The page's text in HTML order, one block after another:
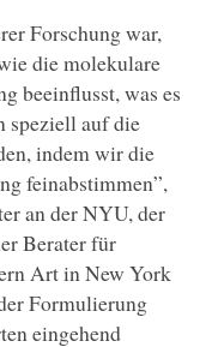
Forschung war,
die molekulare
beeinflusst, was es
speziell auf die
indem wir die
feinabstimmen”,
an der NYU, der
Berater für
Art in New York
Formulierung
eingehend